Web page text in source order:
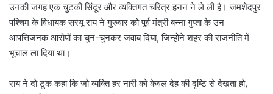
उनकी जगह एक चुटकी सिंदूर और व्यक्तिगत चरित्र हनन ने ले ली है। जमशेदपुर
पश्चिम के विधायक सरयू राय ने गुरुवार को पूर्व मंत्री बन्ना गुप्ता के उन
आपत्तिजनक आरोपों का चुन-चुनकर जवाब दिया, जिन्होंने शहर की राजनीति में
भूचाल ला दिया था।
राय ने दो टूक कहा कि जो व्यक्ति हर नारी को केवल देह की दृष्टि से देखता हो,